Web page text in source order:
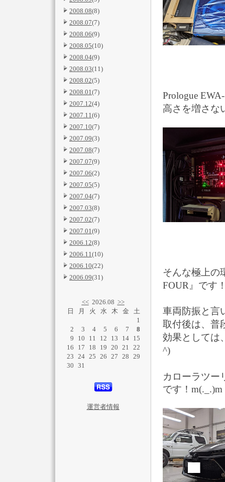
2008.08(8)
2008.07(7)
2008.06(9)
2008.05(10)
2008.04(9)
2008.03(11)
2008.02(5)
2008.01(7)
2007.12(4)
2007.11(6)
2007.10(7)
2007.09(3)
2007.08(7)
2007.07(9)
2007.06(2)
2007.05(5)
2007.04(7)
2007.03(8)
2007.02(7)
2007.01(9)
2006.12(8)
2006.11(10)
2006.10(22)
2006.09(31)
<<2026.08 >>
日
2
9
16
23
30
月
3
10
17
24
31
火
4
11
18
25
水
5
12
19
26
木
6
13
20
27
金
7
14
21
28
土
1
8
15
22
29
運営者情報
Prologue
高さを増さな
そんな極上の
FOUR』です
車両防振と言
取付後は、普
効果としては
^)
カローラツー
です！m(._.)m